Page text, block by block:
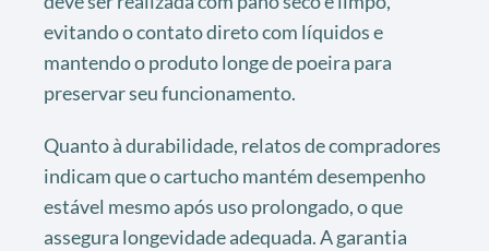
evitando o contato direto com líquidos e
mantendo o produto longe de poeira para
preservar seu funcionamento.
Quanto à durabilidade, relatos de compradores
indicam que o cartucho mantém desempenho
estável mesmo após uso prolongado, o que
assegura longevidade adequada. A garantia